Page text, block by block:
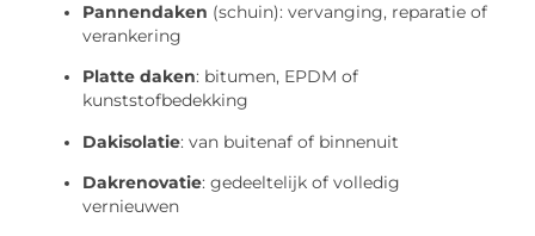
Pannendaken (schuin): vervanging, reparatie of
verankering
Platte daken: bitumen, EPDM of
kunststofbedekking
Dakisolatie: van buitenaf of binnenuit
Dakrenovatie: gedeeltelijk of volledig
vernieuwen